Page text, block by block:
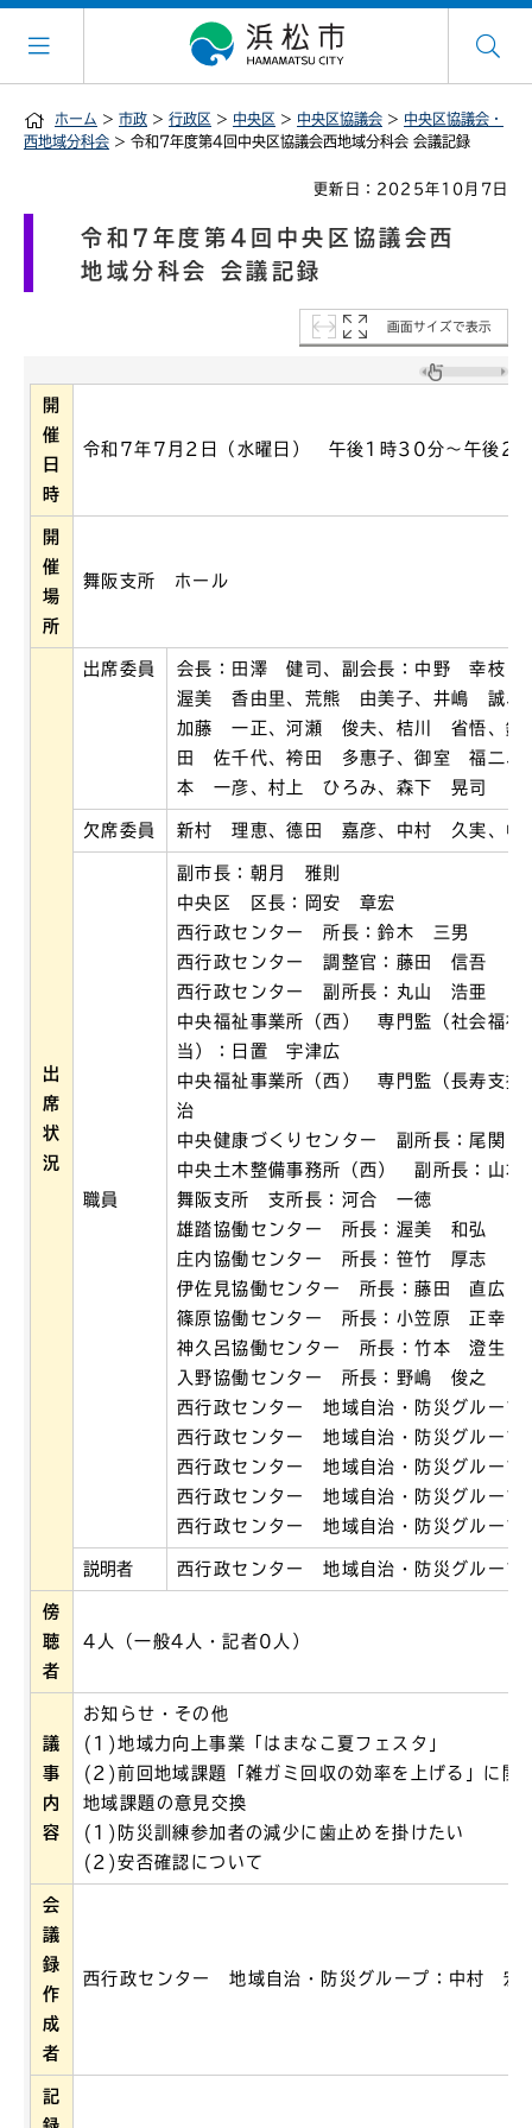
ホーム > 市政 > 行政区 > 中央区 > 中央区協議会 > 中央区協議会・
西地域分科会 > 令和7年度第4回中央区協議会西地域分科会 会議記録
更新日：2025年10月7日
令和7年度第4回中央区協議会西
地域分科会 会議記録
画面サイズで表示
開
催
日
時
令和7年7月2日（水曜日） 午後1時30分～午後2
開
催
場
所
舞阪支所 ホール
出
席
状
況
出席委員
会長：田澤 健司、副会長：中野 幸枝
渥美 香由里、荒熊 由美子、井嶋 誠
加藤 一正、河瀬 俊夫、桔川 省悟、
田 佐千代、袴田 多惠子、御室 福二
本 一彦、村上 ひろみ、森下 晃司
欠席委員 新村 理恵、德田 嘉彦、中村 久実、
職員
副市長：朝月 雅則
中央区 区長：岡安 章宏
西行政センター 所長：鈴木 三男
西行政センター 調整官：藤田 信吾
西行政センター 副所長：丸山 浩亜
中央福祉事業所（西） 専門監（社会福祉
当）：日置 宇津広
中央福祉事業所（西） 専門監（長寿支
治
中央健康づくりセンター 副所長：尾関
中央土木整備事務所（西） 副所長：山
舞阪支所 支所長：河合 一徳
雄踏協働センター 所長：渥美 和弘
庄内協働センター 所長：笹竹 厚志
伊佐見協働センター 所長：藤田 直広
篠原協働センター 所長：小笠原 正幸
神久呂協働センター 所長：竹本 澄生
入野協働センター 所長：野嶋 俊之
西行政センター 地域自治・防災グルー
西行政センター 地域自治・防災グルー
西行政センター 地域自治・防災グルー
西行政センター 地域自治・防災グルー
西行政センター 地域自治・防災グルー
説明者 西行政センター 地域自治・防災グルー
傍
聴
者
4人（一般4人・記者0人）
議
事
内
容
お知らせ・その他
(1)地域力向上事業「はまなこ夏フェスタ」
(2)前回地域課題「雑ガミ回収の効率を上げる」に関
地域課題の意見交換
(1)防災訓練参加者の減少に歯止めを掛けたい
(2)安否確認について
会
議
録
作
成
者
西行政センター 地域自治・防災グループ：中村 宏
記